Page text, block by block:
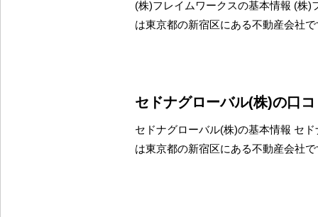
(株)フレイムワークスの基本情報 (株)
は東京都の新宿区にある不動産会社
セドナグローバル(株)の口
セドナグローバル(株)の基本情報 セ
は東京都の新宿区にある不動産会社